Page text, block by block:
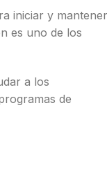
iniciar y mantener
es uno de los
a los
de